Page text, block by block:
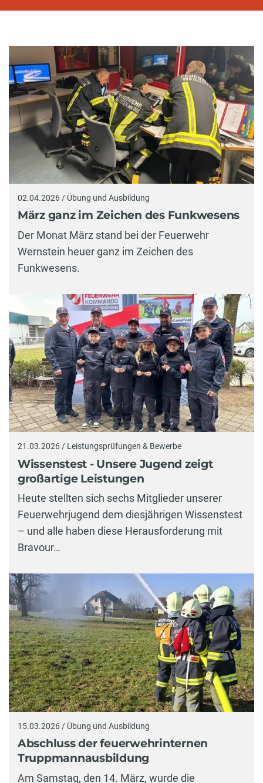
02.04.2026 / Übung und Ausbildung
März ganz im Zeichen des Funkwesens
Der Monat März stand bei der Feuerwehr
Wernstein heuer ganz im Zeichen des
Funkwesens.
21.03.2026 / Leistungsprüfungen & Bewerbe
Wissenstest - Unsere Jugend zeigt
großartige Leistungen
Heute stellten sich sechs Mitglieder unserer
Feuerwehrjugend dem diesjährigen Wissenstest
– und alle haben diese Herausforderung mit
Bravour…
15.03.2026 / Übung und Ausbildung
Abschluss der feuerwehrinternen
Truppmannausbildung
Am Samstag, den 14. März, wurde die